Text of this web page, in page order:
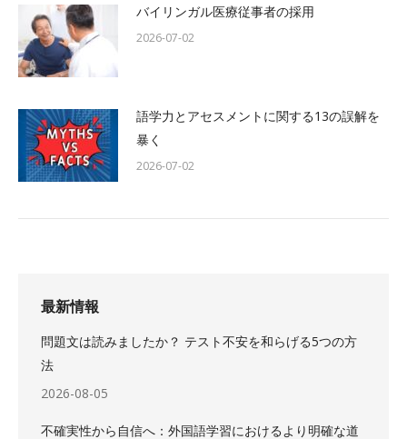
バイリンガル医療従事者の採用
2026-07-02
語学力とアセスメントに関する13の誤解を
暴く
2026-07-02
最新情報
問題文は読みましたか？ テスト不安を和らげる5つの方
法
2026-08-05
不確実性から自信へ：外国語学習におけるより明確な道